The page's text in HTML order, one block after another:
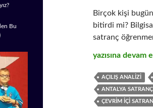
Birçok kişi
bitirdi mi?
satranç
Yapay Zekâ ve
yazısına devam
AÇILIŞ ANALIZI
ANTALYA SATRANÇ
ÇEVRIM IÇI
Bu